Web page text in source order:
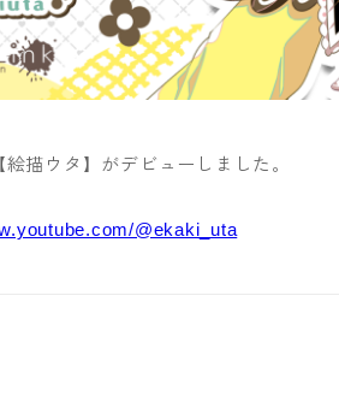
描ウタ】がデビューしました。
@ekaki_uta